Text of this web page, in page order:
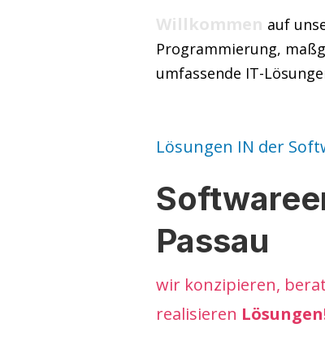
Willkommen auf
Programmierung,
umfassende IT-
Lösungen IN der
Passau
wir konzipieren,
realisieren